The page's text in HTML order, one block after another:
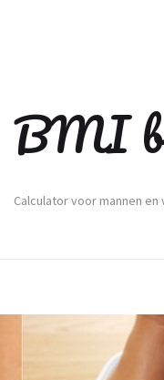
BMI
Calculator voor mannen en